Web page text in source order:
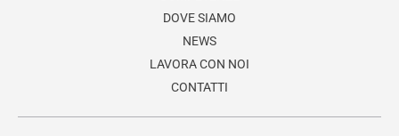
DOVE SIAMO
NEWS
LAVORA CON NOI
CONTATTI